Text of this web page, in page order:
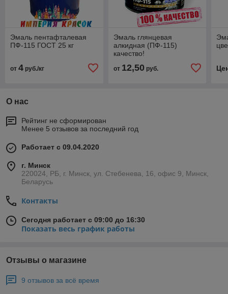
Эмаль пентафталевая
ПФ-115 ГОСТ 25 кг
от 4 руб./кг
Эмаль глянцевая
алкидная (ПФ-115)
качество!
от 12,50руб.
О нас
Рейтинг не сформирован
Менее 5 отзывов за последний год
Работает с 09.04.2020
г. Минск
220024, РБ, г. Минск, ул. Стебенева, 16, офис 9, Минск,
Беларусь
Контакты
Сегодня работает с 09:00 до 16:30
Показать весь график работы
Отзывы о магазине
9 отзывов за всё время